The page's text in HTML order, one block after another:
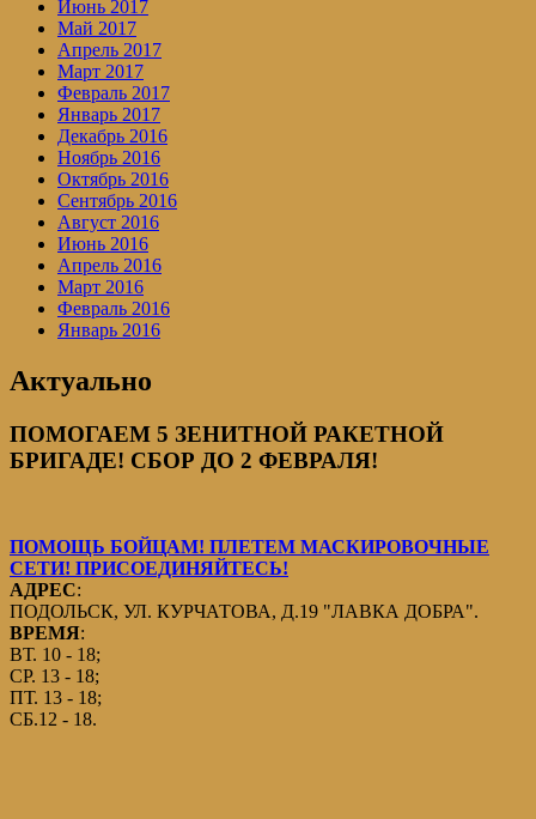
Июнь 2017
Май 2017
Апрель 2017
Март 2017
Февраль 2017
Январь 2017
Декабрь 2016
Ноябрь 2016
Октябрь 2016
Сентябрь 2016
Август 2016
Июнь 2016
Апрель 2016
Март 2016
Февраль 2016
Январь 2016
Актуально
ПОМОГАЕМ 5 ЗЕНИТНОЙ РАКЕТНОЙ
БРИГАДЕ! СБОР ДО 2 ФЕВРАЛЯ!
ПОМОЩЬ БОЙЦАМ! ПЛЕТЕМ МАСКИРОВОЧНЫЕ
СЕТИ! ПРИСОЕДИНЯЙТЕСЬ!
АДРЕС:
ПОДОЛЬСК, УЛ. КУРЧАТОВА, Д.19 "ЛАВКА ДОБРА".
ВРЕМЯ:
ВТ. 10 - 18;
СР. 13 - 18;
ПТ. 13 - 18;
СБ.12 - 18.